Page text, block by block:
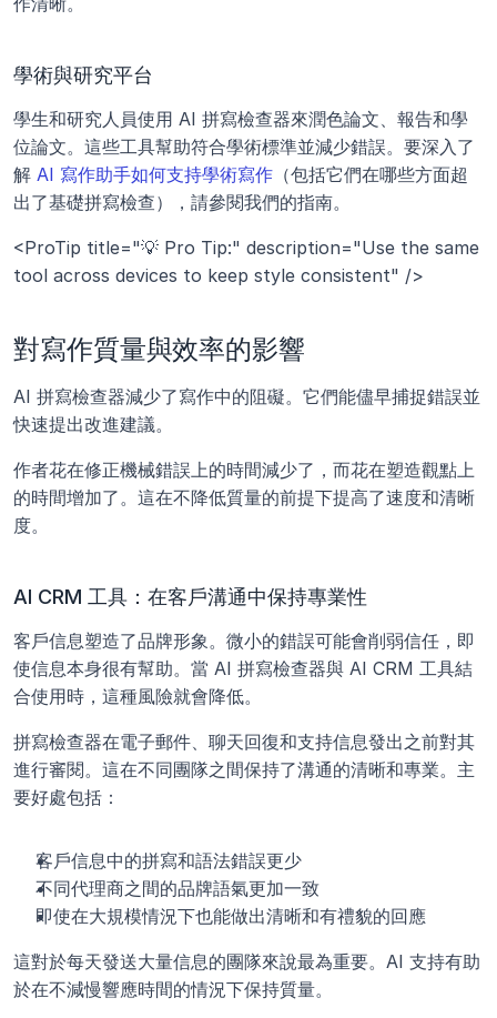
學術與研究平台
學生和研究人員使用 AI 拼寫檢查器來潤色論文、報告和學
位論文。這些工具幫助符合學術標準並減少錯誤。要深入了
解 AI 寫作助手如何支持學術寫作 （包括它們在哪些方面超
出了基礎拼寫檢查），請參閱我們的指南。
<ProTip title="💡 Pro Tip:" description="Use the same
tool across devices to keep style consistent" />
對寫作質量與效率的影響
AI 拼寫檢查器減少了寫作中的阻礙。它們能儘早捕捉錯誤並
快速提出改進建議。
作者花在修正機械錯誤上的時間減少了，而花在塑造觀點上
的時間增加了。這在不降低質量的前提下提高了速度和清晰
度。
AI CRM 工具：在客戶溝通中保持專業性
客戶信息塑造了品牌形象。微小的錯誤可能會削弱信任，即
使信息本身很有幫助。當 AI 拼寫檢查器與 AI CRM 工具結
合使用時，這種風險就會降低。
拼寫檢查器在電子郵件、聊天回復和支持信息發出之前對其
進行審閱。這在不同團隊之間保持了溝通的清晰和專業。主
要好處包括：
客戶信息中的拼寫和語法錯誤更少
不同代理商之間的品牌語氣更加一致
即使在大規模情況下也能做出清晰和有禮貌的回應
這對於每天發送大量信息的團隊來說最為重要。AI 支持有助
於在不減慢響應時間的情況下保持質量。